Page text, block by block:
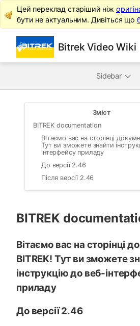
Цей переклад старіший ніж
бути не актуальним. Дивіться що
Bitrek Video Wiki
Sidebar
Зміст
BITREK documentation
Вітаємо вас на сторінці
Тут ви зможете знайти
інтерфейсу приладу
До версії 2.46
Після версії 2.46
BITREK
Вітаємо вас на сторінці
BITREK! Тут ви зможете
інструкцію до веб-
приладу
До версії 2.46